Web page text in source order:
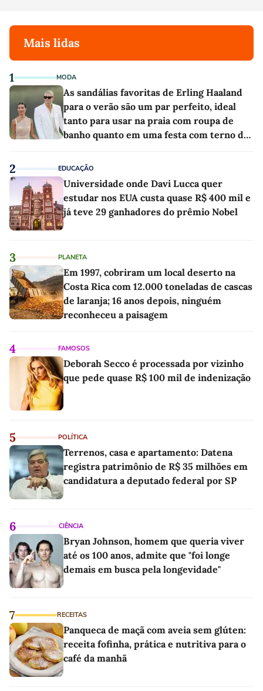
Mais lidas
1 MODA
As sandálias favoritas de Erling Haaland
para o verão são um par perfeito, ideal
tanto para usar na praia com roupa de
banho quanto em uma festa com terno de
2 EDUCAÇÃO
Universidade onde Davi Lucca quer
estudar nos EUA custa quase R$ 400 mil e
já teve 29 ganhadores do prêmio Nobel
3 PLANETA
Em 1997, cobriram um local deserto na
Costa Rica com 12.000 toneladas de cascas
de laranja; 16 anos depois, ninguém
reconheceu a paisagem
4 FAMOSOS
Deborah Secco é processada por vizinho
que pede quase R$ 100 mil de indenização
5 POLÍTICA
Terrenos, casa e apartamento: Datena
registra patrimônio de R$ 35 milhões em
candidatura a deputado federal por SP
6 CIÊNCIA
Bryan Johnson, homem que queria viver
até os 100 anos, admite que "foi longe
demais em busca pela longevidade"
7 RECEITAS
Panqueca de maçã com aveia sem glúten:
receita fofinha, prática e nutritiva para o
café da manhã